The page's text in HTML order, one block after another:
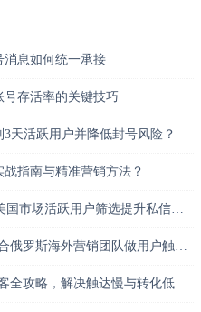
消息如何统一承接
号存活率的关键技巧
天活跃用户并降低封号风险？
战指南与精准营销方法？
场活跃用户筛选提升私信回复率
罗斯海外营销团队做用户触达？
全攻略，解决触达慢与转化低